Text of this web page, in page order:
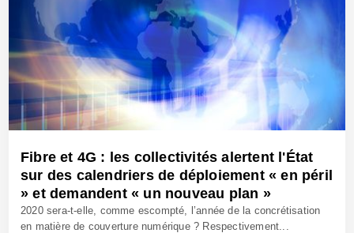
Fibre et 4G : les collectivités alertent l'État
sur des calendriers de déploiement « en péril
» et demandent « un nouveau plan »
2020 sera-t-elle, comme escompté, l’année de la concrétisation
en matière de couverture numérique ? Respectivement...